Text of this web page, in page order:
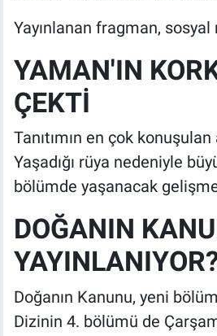
Yayınlanan fragman, sosyal
YAMAN'IN
ÇEKTİ
Tanıtımın en çok
Yaşadığı rüya nedeniyle
bölümde yaşanacak
DOĞANIN
Doğanın Kanunu, yeni
Dizinin 4. bölümü de